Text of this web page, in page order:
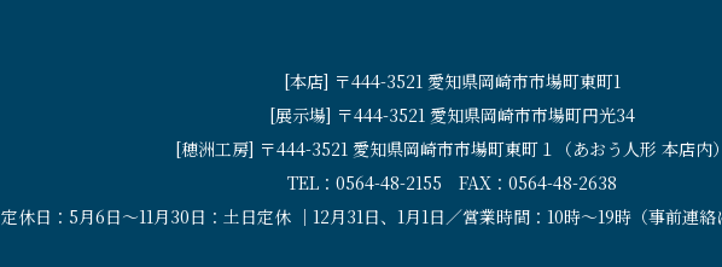
[本店] 〒444-3521 愛知県岡崎市市場町東町1
[展示場] 〒444-3521 愛知県岡崎市市場町円光34
[穂洲工房] 〒444-3521 愛知県岡崎市市場町東町１（あおう人形 本店内）
TEL：0564-48-2155 FAX：0564-48-2638
定休日：5月6日〜11月30日：土日定休 ｜12月31日、1月1日／営業時間：10時〜19時（事前連絡